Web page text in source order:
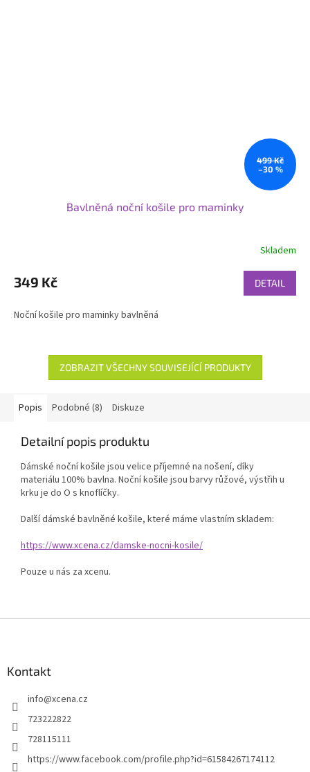
499 Kč
–30 %
Bavlněná noční košile pro maminky
Skladem
349 Kč DETAIL
Noční košile pro maminky bavlněná
ZOBRAZIT VŠECHNY SOUVISEJÍCÍ PRODUKTY
Popis Podobné (8) Diskuze
Detailní popis produktu
Dámské noční košile jsou velice příjemné na nošení, díky
materiálu 100% bavlna. Noční košile jsou barvy růžové, výstřih u
krku je do O s knoflíčky.
Další dámské bavlněné košile, které máme vlastním skladem:
https://www.xcena.cz/damske-nocni-kosile/
Pouze u nás za xcenu.
Kontakt
info@xcena.cz
723222822
728115111
https://www.facebook.com/profile.php?id=61584267174112